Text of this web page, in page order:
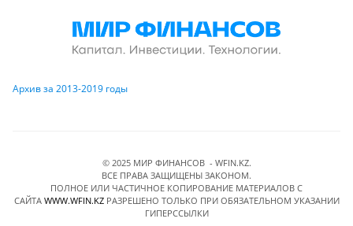
Архив за 2013-2019 годы
© 2025 МИР ФИНАНСОВ - WFIN.KZ.
ВСЕ ПРАВА ЗАЩИЩЕНЫ ЗАКОНОМ.
ПОЛНОЕ ИЛИ ЧАСТИЧНОЕ КОПИРОВАНИЕ МАТЕРИАЛОВ C
САЙТА WWW.WFIN.KZРАЗРЕШЕНО ТОЛЬКО ПРИ ОБЯЗАТЕЛЬНОМ УКАЗАНИИ
ГИПЕРССЫЛКИ